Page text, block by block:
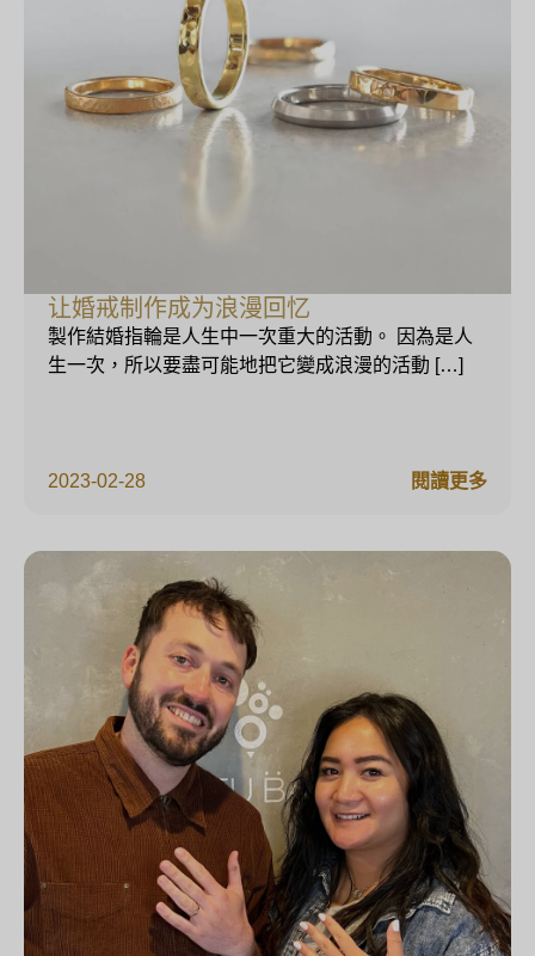
让婚戒制作成为浪漫回忆
2023-02-28
製作結婚指輪是人生中一次重大的活動。 因為是人
生一次，所以要盡可能地把它變成浪漫的活動 […]
閱讀更多